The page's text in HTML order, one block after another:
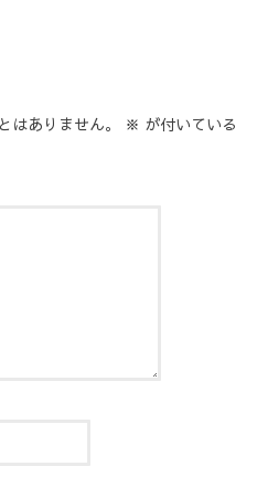
ありません。 ※ が付いている